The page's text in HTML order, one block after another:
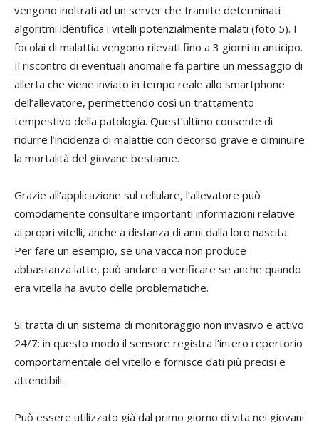
vengono inoltrati ad un server che tramite determinati
algoritmi identifica i vitelli potenzialmente malati (foto 5). I
focolai di malattia vengono rilevati fino a 3 giorni in anticipo.
Il riscontro di eventuali anomalie fa partire un messaggio di
allerta che viene inviato in tempo reale allo smartphone
dell’allevatore, permettendo così un trattamento
tempestivo della patologia. Quest’ultimo consente di
ridurre l’incidenza di malattie con decorso grave e diminuire
la mortalità del giovane bestiame.
Grazie all’applicazione sul cellulare, l’allevatore può
comodamente consultare importanti informazioni relative
ai propri vitelli, anche a distanza di anni dalla loro nascita.
Per fare un esempio, se una vacca non produce
abbastanza latte, può andare a verificare se anche quando
era vitella ha avuto delle problematiche.
Si tratta di un sistema di monitoraggio non invasivo e attivo
24/7: in questo modo il sensore registra l’intero repertorio
comportamentale del vitello e fornisce dati più precisi e
attendibili.
Può essere utilizzato già dal primo giorno di vita nei giovani